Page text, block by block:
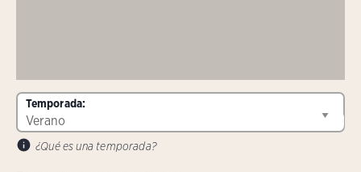
Temporada:
¿Qué es una temporada?